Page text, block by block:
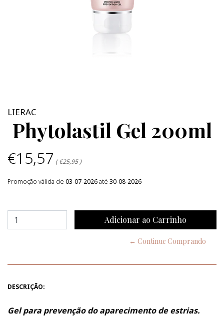
LIERAC
Phytolastil Gel 200ml
€15,57 ( €25,95 )
Promoção válida de 03-07-2026até 30-08-2026
← Continue Comprando
DESCRIÇÃO:
Gel para prevenção do aparecimento de estrias.